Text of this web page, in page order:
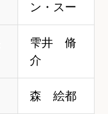
ン・スー
雫井 脩
介
森 絵都